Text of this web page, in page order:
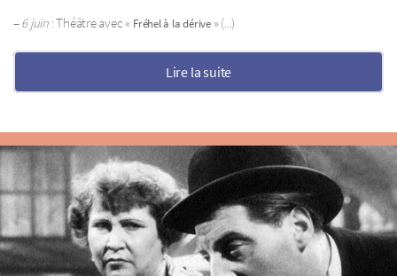
–6 juin: Théâtre avec « Fréhel à la dérive » (...)
Lire la suite